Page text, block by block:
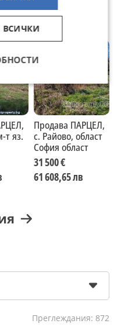
т яз.
Продава ПАРЦЕЛ,
с. Райово, област
София област
31 500 €
61 608,65 лв
Преглеждания: 872
ВСИЧКИ